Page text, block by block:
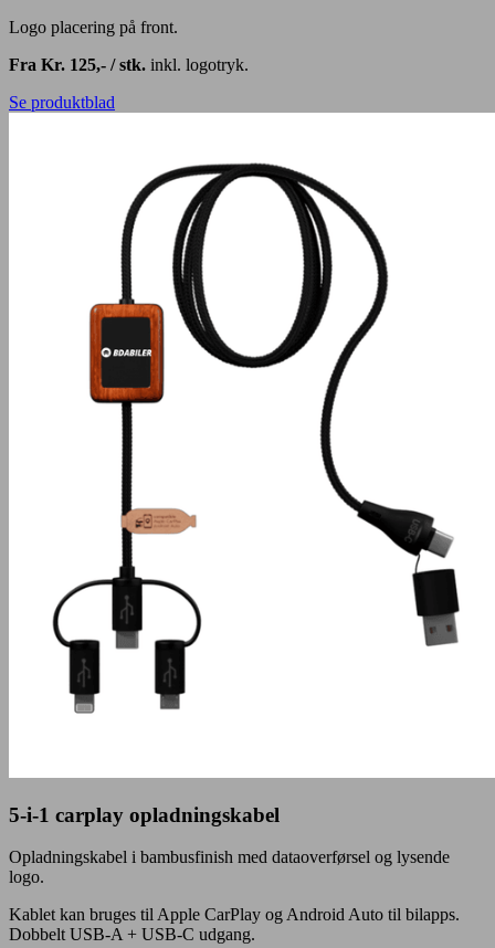
Logo placering på front.
Fra Kr. 125,- / stk. inkl. logotryk.
Se produktblad
5-i-1 carplay opladningskabel
Opladningskabel i bambusfinish med dataoverførsel og lysende
logo.
Kablet kan bruges til Apple CarPlay og Android Auto til bilapps.
Dobbelt USB-A + USB-C udgang.